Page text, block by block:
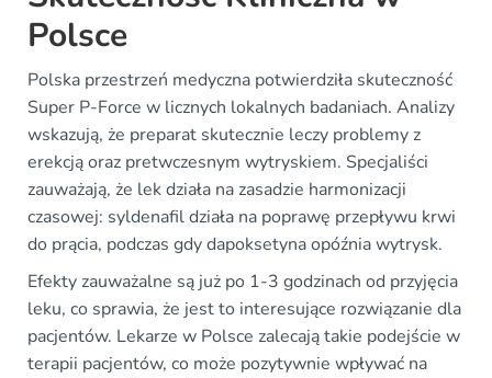
Polsce
Polska przestrzeń medyczna potwierdziła skuteczność
Super P-Force w licznych lokalnych badaniach. Analizy
wskazują, że preparat skutecznie leczy problemy z
erekcją oraz pretwczesnym wytryskiem. Specjaliści
zauważają, że lek działa na zasadzie harmonizacji
czasowej: syldenafil działa na poprawę przepływu krwi
do prącia, podczas gdy dapoksetyna opóźnia wytrysk.
Efekty zauważalne są już po 1-3 godzinach od przyjęcia
leku, co sprawia, że jest to interesujące rozwiązanie dla
pacjentów. Lekarze w Polsce zalecają takie podejście w
terapii pacjentów, co może pozytywnie wpływać na